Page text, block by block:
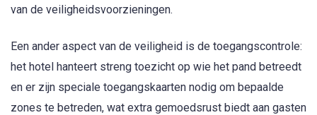
van de veiligheidsvoorzieningen.
Een ander aspect van de veiligheid is de toegangscontrole:
het hotel hanteert streng toezicht op wie het pand betreedt
en er zijn speciale toegangskaarten nodig om bepaalde
zones te betreden, wat extra gemoedsrust biedt aan gasten